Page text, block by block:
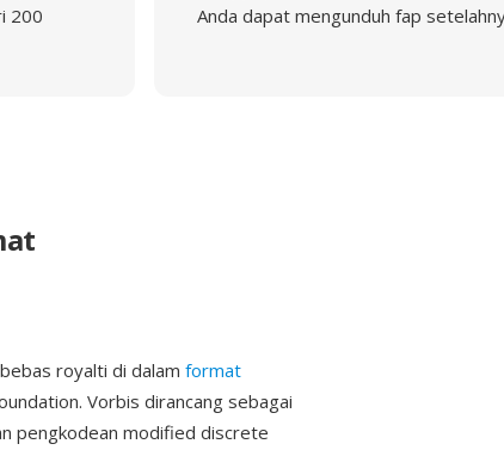
200
Anda dapat mengunduh fap
royalti di dalam format
Vorbis dirancang sebagai
pengkodean modified discrete